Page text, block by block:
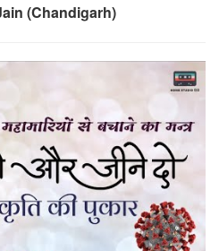
(Chandigarh)